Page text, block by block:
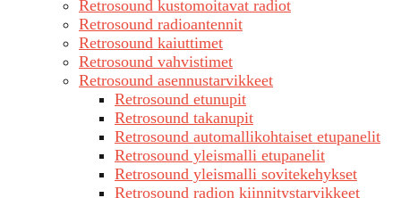
Retrosound kustomoitavat radiot
Retrosound radioantennit
Retrosound kaiuttimet
Retrosound vahvistimet
Retrosound asennustarvikkeet
Retrosound etunupit
Retrosound takanupit
Retrosound automallikohtaiset etupanelit
Retrosound yleismalli etupanelit
Retrosound yleismalli sovitekehykset
Retrosound radion kiinnitystarvikkeet